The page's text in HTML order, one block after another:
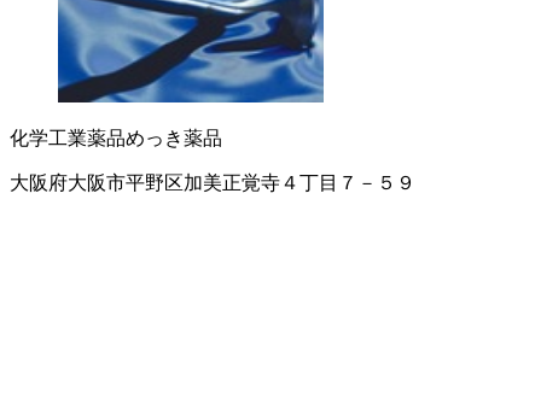
化学工業薬品めっき薬品
大阪府大阪市平野区加美正覚寺４丁目７－５９